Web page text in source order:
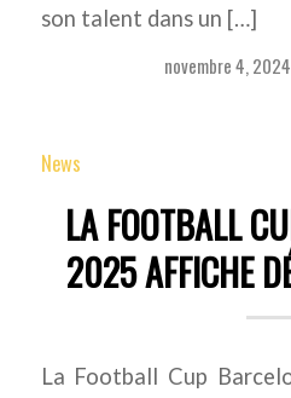
son talent dans un […]
novembre 4, 2024
News
LA FOOTBALL
2025 AFFICHE
La Football Cup